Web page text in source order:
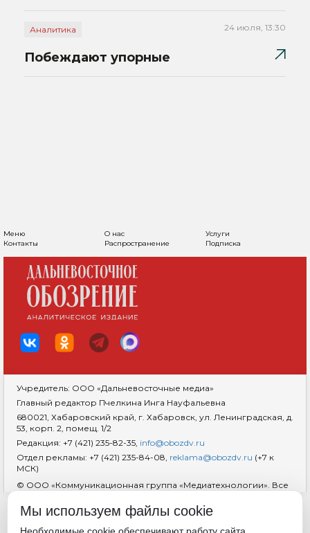
Аналитика 24 июля, 13:30
Побеждают упорные
Меню О нас
Услуги
Контакты
Распространение Подписка
Учредитель: ООО «Дальневосточные медиа»
Главный редактор Пчелкина Инга Науфальевна
680021, Хабаровский край, г. Хабаровск, ул. Ленинградская, д.
53, корп. 2, помещ. 1/2
Редакция: +7 (421) 235-82-35, info@obozdv.ru
Отдел рекламы: +7 (421) 235-84-08, reklama@obozdv.ru (+7 к
МСК)
© ООО «Коммуникационная группа «Медиатехнологии». Все
гиперссылка на сайтdvobozrenie.ru обязательна.
Мы используем файлы cookie